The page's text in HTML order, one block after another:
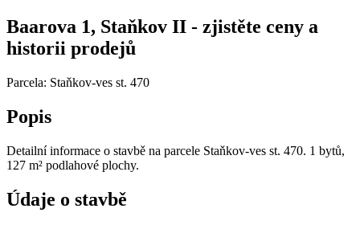
Baarova 1, Staňkov II - zjistěte ceny a
historii prodejů
Parcela: Staňkov-ves st. 470
Popis
Detailní informace o stavbě na parcele Staňkov-ves st. 470. 1 bytů,
127 m² podlahové plochy.
Údaje o stavbě